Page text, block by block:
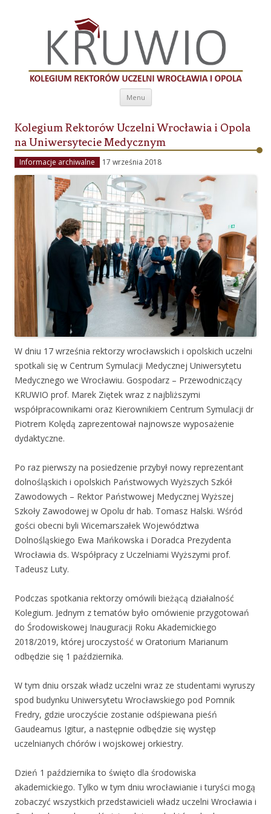
Kolegium Rektorów Uczelni Wrocławia i
Opola
Menu Przeskocz do treści
Kolegium Rektorów Uczelni Wrocławia i Opola
na Uniwersytecie Medycznym
Informacje archiwalne 17 września 2018
W dniu 17 września rektorzy wrocławskich i opolskich uczelni
spotkali się w Centrum Symulacji Medycznej Uniwersytetu
Medycznego we Wrocławiu. Gospodarz – Przewodniczący
KRUWIO prof. Marek Ziętek wraz z najbliższymi
współpracownikami oraz Kierownikiem Centrum Symulacji dr
Piotrem Kolędą zaprezentował najnowsze wyposażenie
dydaktyczne.
Po raz pierwszy na posiedzenie przybył nowy reprezentant
dolnośląskich i opolskich Państwowych Wyższych Szkół
Zawodowych – Rektor Państwowej Medycznej Wyższej
Szkoły Zawodowej w Opolu dr hab. Tomasz Halski. Wśród
gości obecni byli Wicemarszałek Województwa
Dolnośląskiego Ewa Mańkowska i Doradca Prezydenta
Wrocławia ds. Współpracy z Uczelniami Wyższymi prof.
Tadeusz Luty.
Podczas spotkania rektorzy omówili bieżącą działalność
Kolegium. Jednym z tematów było omówienie przygotowań
do Środowiskowej Inauguracji Roku Akademickiego
2018/2019, której uroczystość w Oratorium Marianum
odbędzie się 1 października.
W tym dniu orszak władz uczelni wraz ze studentami wyruszy
spod budynku Uniwersytetu Wrocławskiego pod Pomnik
Fredry, gdzie uroczyście zostanie odśpiewana pieśń
Gaudeamus Igitur, a następnie odbędzie się występ
uczelnianych chórów i wojskowej orkiestry.
Dzień 1 października to święto dla środowiska
akademickiego. Tylko w tym dniu wrocławianie i turyści mogą
zobaczyć wszystkich przedstawicieli władz uczelni Wrocławia i